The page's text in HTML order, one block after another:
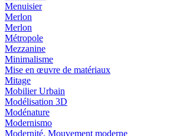
Menuisier
Merlon
Merlon
Métropole
Mezzanine
Minimalisme
Mise en œuvre de matériaux
Mitage
Mobilier Urbain
Modélisation 3D
Modénature
Modernismo
Modernité, Mouvement moderne